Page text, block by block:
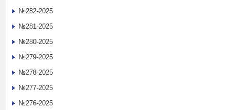
№282-2025
№281-2025
№280-2025
№279-2025
№278-2025
№277-2025
№276-2025